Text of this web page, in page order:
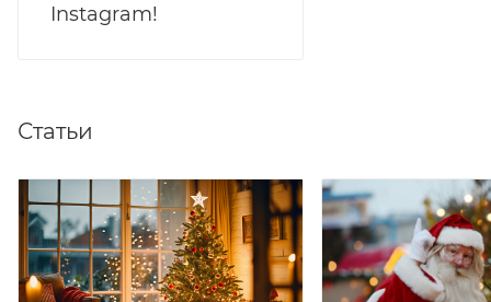
Instagram!
Статьи